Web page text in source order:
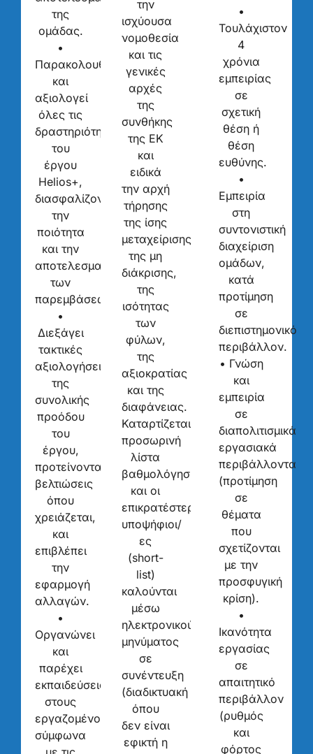
της
ομάδας.
•
Παρακολουθεί
και
αξιολογεί
όλες τις
δραστηριότητες
του
έργου
Helios+,
διασφαλίζοντας
την
ποιότητα
και την
αποτελεσματικότητα
των
παρεμβάσεων.
•
Διεξάγει
τακτικές
αξιολογήσεις
της
συνολικής
προόδου
του
έργου,
προτείνοντας
βελτιώσεις
όπου
χρειάζεται,
και
επιβλέπει
την
εφαρμογή
αλλαγών.
•
Οργανώνει
και
παρέχει
εκπαιδεύσεις
στους
εργαζομένους,
σύμφωνα
την
ισχύουσα
νομοθεσία
και τις
γενικές
αρχές
της
συνθήκης
της ΕΚ
και
ειδικά
την αρχή
τήρησης
της ίσης
μεταχείρισης,
της μη
διάκρισης,
της
ισότητας
των
φύλων,
της
αξιοκρατίας
και της
διαφάνειας.
Καταρτίζεται
προσωρινή
λίστα
βαθμολόγησης
και οι
επικρατέστεροι
υποψήφιοι/
ες
(short-
list)
καλούνται
μέσω
ηλεκτρονικού
μηνύματος
σε
συνέντευξη
(διαδικτυακή
όπου
δεν είναι
εφικτή η
•
Τουλάχιστον
4
χρόνια
εμπειρίας
σε
σχετική
θέση ή
θέση
ευθύνης.
•
Εμπειρία
στη
συντονιστική
διαχείριση
ομάδων,
κατά
προτίμηση
σε
διεπιστημονικό
περιβάλλον.
• Γνώση
και
εμπειρία
σε
διαπολιτισμικά
εργασιακά
περιβάλλοντα
(προτίμηση
σε
θέματα
που
σχετίζονται
με την
προσφυγική
κρίση).
•
Ικανότητα
εργασίας
σε
απαιτητικό
περιβάλλον
(ρυθμός
και
φόρτος